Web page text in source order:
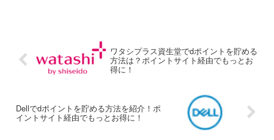
ワタシプラス資生堂でdポイントを貯める
方法は？ポイントサイト経由でもっとお
得に！
Dellでdポイントを貯める方法を紹介！ポ
イントサイト経由でもっとお得に！